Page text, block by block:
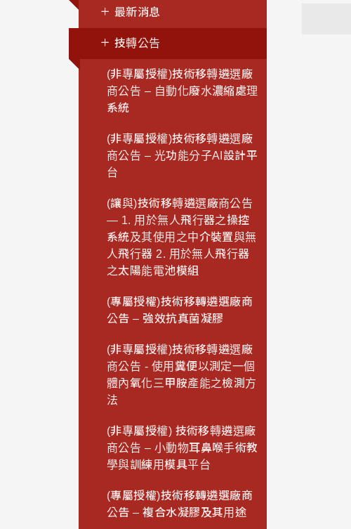
最新消息
技轉公告
(非專屬授權)技術移轉遴選廠
商公告 – 自動化廢水濃縮處理
系統
(非專屬授權)技術移轉遴選廠
商公告 – 光功能分子AI設計平
台
(讓與)技術移轉遴選廠商公告
— 1. 用於無人飛行器之操控
系統及其使用之中介裝置與無
人飛行器 2. 用於無人飛行器
之太陽能電池模組
(專屬授權)技術移轉遴選廠商
公告 – 強效抗真菌凝膠
(非專屬授權)技術移轉遴選廠
商公告 - 使用糞便以測定一個
體內氧化三甲胺產能之檢測方
法
(非專屬授權) 技術移轉遴選廠
商公告 – 小動物耳鼻喉手術教
學與訓練用模具平台
(專屬授權)技術移轉遴選廠商
公告 – 複合水凝膠及其用途